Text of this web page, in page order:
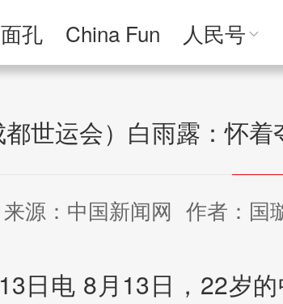
孔 China Fun 人民号
都世运会）白雨露：怀
来源：中国新闻网 作者：国
日电 8月13日，22岁